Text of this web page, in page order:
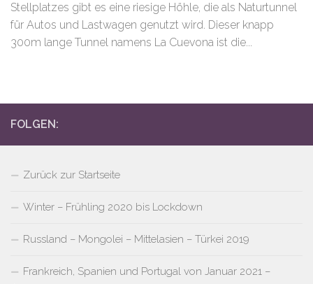
Stellplatzes gibt es eine riesige Höhle, die als Naturtunnel
für Autos und Lastwagen genutzt wird. Dieser knapp
300m lange Tunnel namens La Cuevona ist die...
FOLGEN:
Zurück zur Startseite
Winter – Frühling 2020 bis Lockdown
Russland – Mongolei – Mittelasien – Türkei 2019
Frankreich, Spanien und Portugal von Januar 2021 –